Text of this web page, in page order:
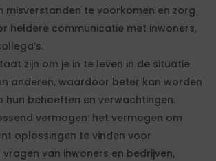
misverstanden te voorkomen en zorg
heldere communicatie met inwoners,
zijn om je in te leven in de situatie
anderen, waardoor beter kan worden
hun behoeften en verwachtingen.
vermogen: het vermogen om
oplossingen te vinden voor
van inwoners en bedrijven,